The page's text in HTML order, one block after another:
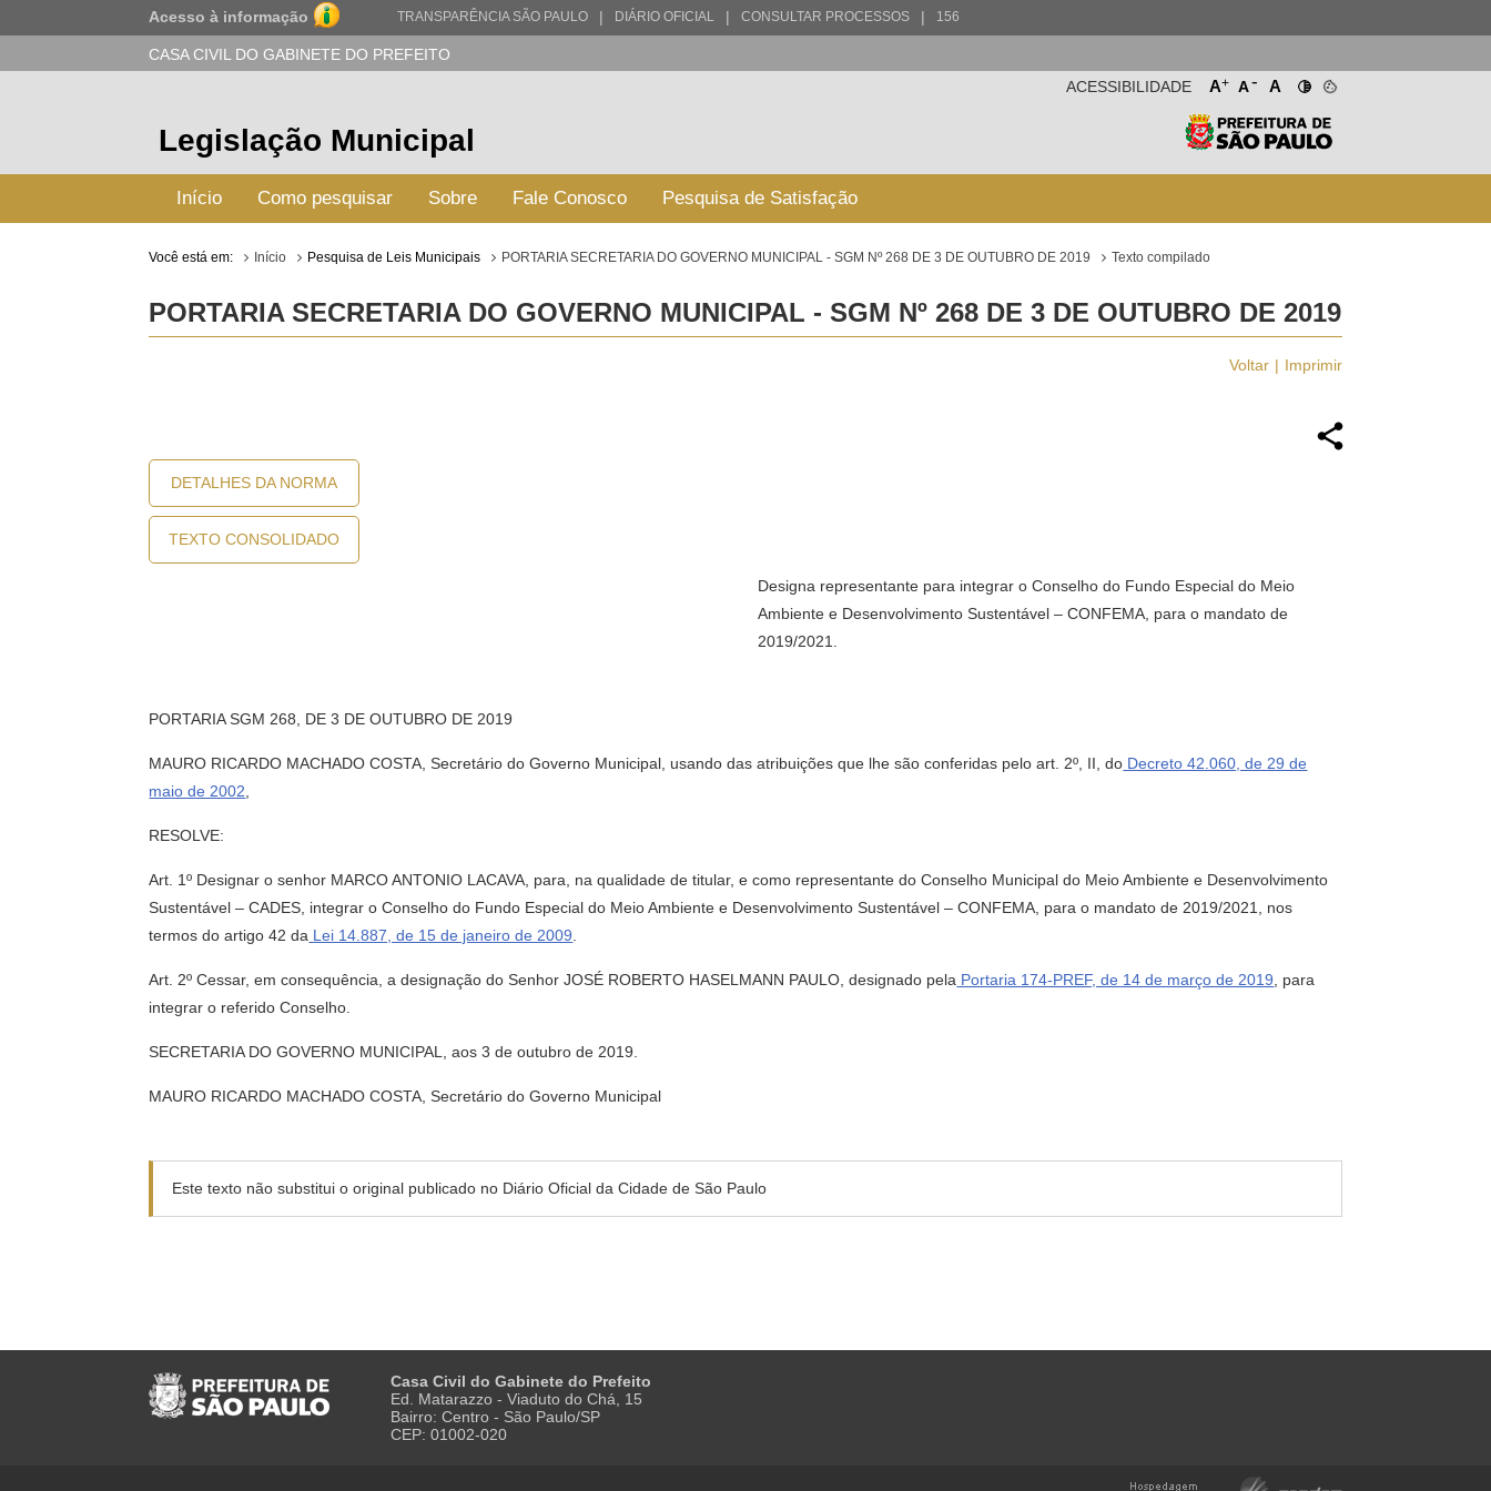
Acesso à informação TRANSPARÊNCIA SÃO PAULO | DIÁRIO OFICIAL | CONSULTAR PROCESSOS | 156
CASA CIVIL DO GABINETE DO PREFEITO
A+ A- A
ACESSIBILIDADE
Legislação Municipal
Início Como pesquisar Sobre Fale Conosco Pesquisa de Satisfação
Você está em: Início Pesquisa de Leis Municipais PORTARIA SECRETARIA DO GOVERNO MUNICIPAL - SGM Nº 268 DE 3 DE OUTUBRO DE 2019 Texto compilado
PORTARIA SECRETARIA DO GOVERNO MUNICIPAL - SGM Nº 268 DE 3 DE OUTUBRO DE 2019
Voltar Imprimir
DETALHES DA NORMA
TEXTO CONSOLIDADO
Designa representante para integrar o Conselho do Fundo Especial do Meio
Ambiente e Desenvolvimento Sustentável – CONFEMA, para o mandato de
2019/2021.
PORTARIA SGM 268, DE 3 DE OUTUBRO DE 2019
MAURO RICARDO MACHADO COSTA, Secretário do Governo Municipal, usando das atribuições que lhe são conferidas pelo art. 2º, II, do Decreto 42.060, de 29 de
maio de 2002
RESOLVE:
Art. 1º Designar o senhor MARCO ANTONIO LACAVA, para, na qualidade de titular, e como representante do Conselho Municipal do Meio Ambiente e Desenvolvimento
Sustentável – CADES, integrar o Conselho do Fundo Especial do Meio Ambiente e Desenvolvimento Sustentável – CONFEMA, para o mandato de 2019/2021, nos
termos do artigo 42 da Lei 14.887, de 15 de janeiro de 2009
Art. 2º Cessar, em consequência, a designação do Senhor JOSÉ ROBERTO HASELMANN PAULO, designado pela Portaria 174-PREF, de 14 de março de 2019 , para
integrar o referido Conselho.
SECRETARIA DO GOVERNO MUNICIPAL, aos 3 de outubro de 2019.
MAURO RICARDO MACHADO COSTA, Secretário do Governo Municipal
Este texto não substitui o original publicado no Diário Oficial da Cidade de São Paulo
Casa Civil do Gabinete do Prefeito
Ed. Matarazzo - Viaduto do Chá, 15
Bairro: Centro - São Paulo/SP
CEP: 01002-020